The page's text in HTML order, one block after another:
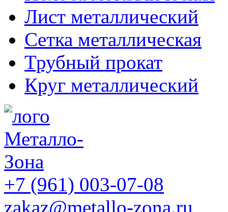
Лист металлический
Сетка металлическая
Трубный прокат
Круг металлический
+7 (961) 003-07-08
zakaz@metallo-zona.ru